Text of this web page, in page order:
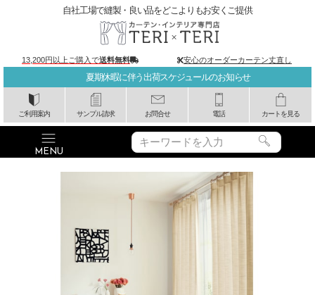
夏期休暇に伴う出荷スケジュールのお知らせ
ご利用案内 サンプル請求 お問合せ 電話 カートを見る
自社工場で縫製・良い品をどこよりもお安くご提供
13,200円以上ご購入で送料無料 安心のオーダーカーテン丈直し